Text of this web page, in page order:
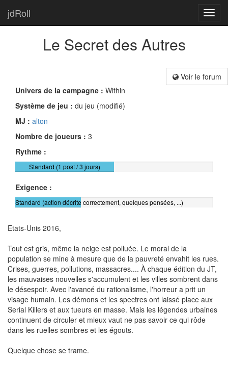
jdRoll
Le Secret des Autres
Voir le forum
Univers de la campagne : Within
Système de jeu : du jeu (modifié)
MJ : alton
Nombre de joueurs : 3
Rythme :
Standard (1 post / 3 jours)
Exigence :
Standard (action décrite correctement, quelques pensées, ...)
Etats-Unis 2016,
Tout est gris, même la neige est polluée. Le moral de la
population se mine à mesure que de la pauvreté envahit les rues.
Crises, guerres, pollutions, massacres.... À chaque édition du JT,
les mauvaises nouvelles s'accumulent et les villes sombrent dans
le désespoir. Avec l'avancé du rationalisme, l'horreur a prit un
visage humain. Les démons et les spectres ont laissé place aux
Serial Killers et aux tueurs en masse. Mais les légendes urbaines
continuent de circuler et mieux vaut ne pas savoir ce qui rôde
dans les ruelles sombres et les égouts.
Quelque chose se trame.